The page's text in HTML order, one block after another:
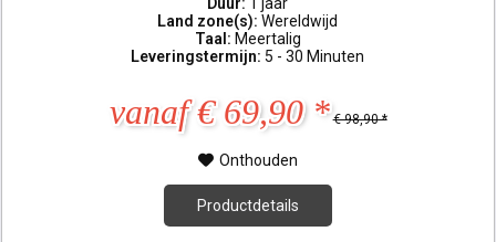
Land zone(s):Wereldwijd
Taal: Meertalig
Leveringstermijn: 5 - 30 Minuten
vanaf € 69,90 * € 98,90 *
Onthouden
Productdetails